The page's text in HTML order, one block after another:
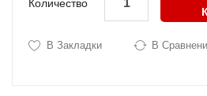
Количество
В Закладки В